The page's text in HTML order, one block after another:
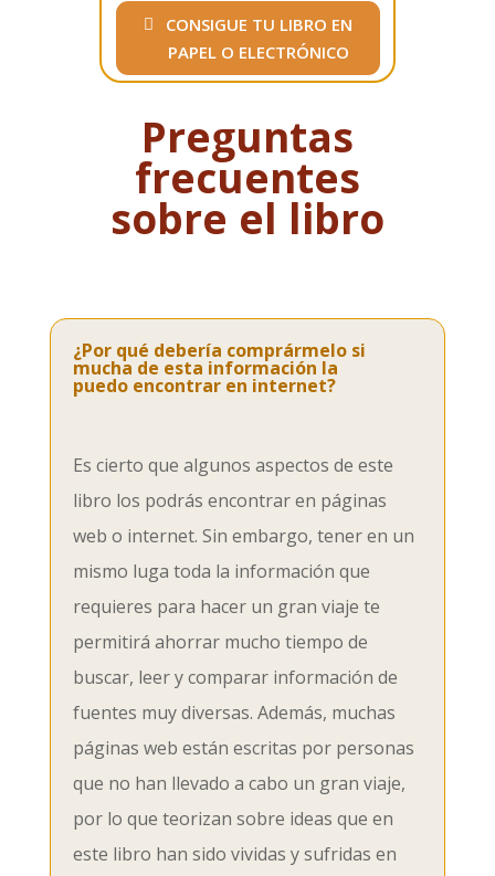
CONSIGUE TU LIBRO EN
PAPEL O ELECTRÓNICO
Preguntas
frecuentes
sobre el libro
¿Por qué debería comprármelo si
mucha de esta información la
puedo encontrar en internet?
Es cierto que algunos aspectos de este
libro los podrás encontrar en páginas
web o internet. Sin embargo, tener en un
mismo luga toda la información que
requieres para hacer un gran viaje te
permitirá ahorrar mucho tiempo de
buscar, leer y comparar información de
fuentes muy diversas. Además, muchas
páginas web están escritas por personas
que no han llevado a cabo un gran viaje,
por lo que teorizan sobre ideas que en
este libro han sido vividas y sufridas en